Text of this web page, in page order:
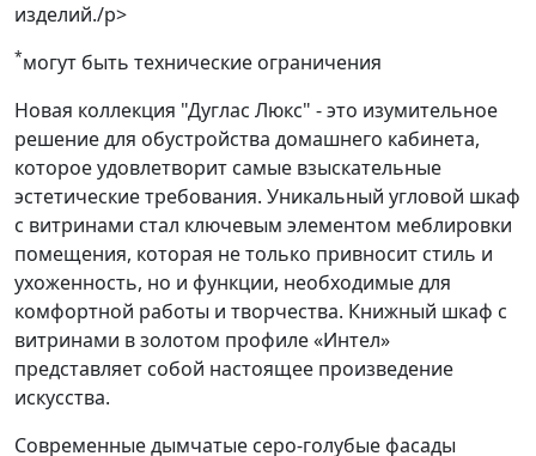
изделий./p>
*могут быть технические ограничения
Новая коллекция "Дуглас Люкс" - это изумительное
решение для обустройства домашнего кабинета,
которое удовлетворит самые взыскательные
эстетические требования. Уникальный угловой шкаф
с витринами стал ключевым элементом меблировки
помещения, которая не только привносит стиль и
ухоженность, но и функции, необходимые для
комфортной работы и творчества. Книжный шкаф с
витринами в золотом профиле «Интел»
представляет собой настоящее произведение
искусства.
Современные дымчатые серо-голубые фасады